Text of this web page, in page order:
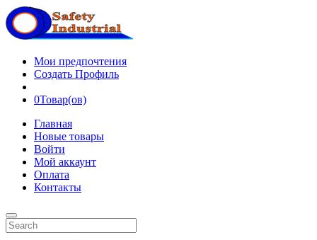
Мои предпочтения
Создать Профиль
0Товар(ов)
Главная
Новые товары
Войти
Мой аккаунт
Оплата
Контакты